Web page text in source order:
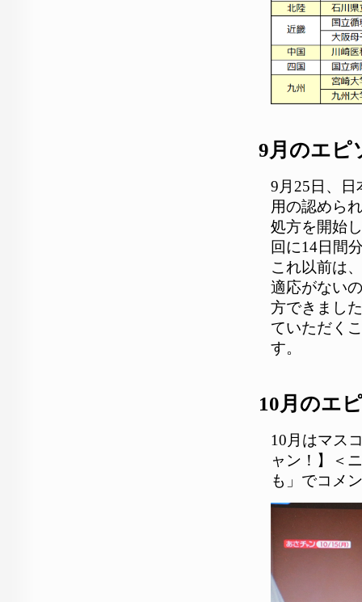
9月のエピ
9月25日、
用の認めら
処方を開始
回に14日間
これ以前は
適応がない
方できまし
ていただく
す。
10月のエ
10月はマス
ャン！】＜
も」でコメ